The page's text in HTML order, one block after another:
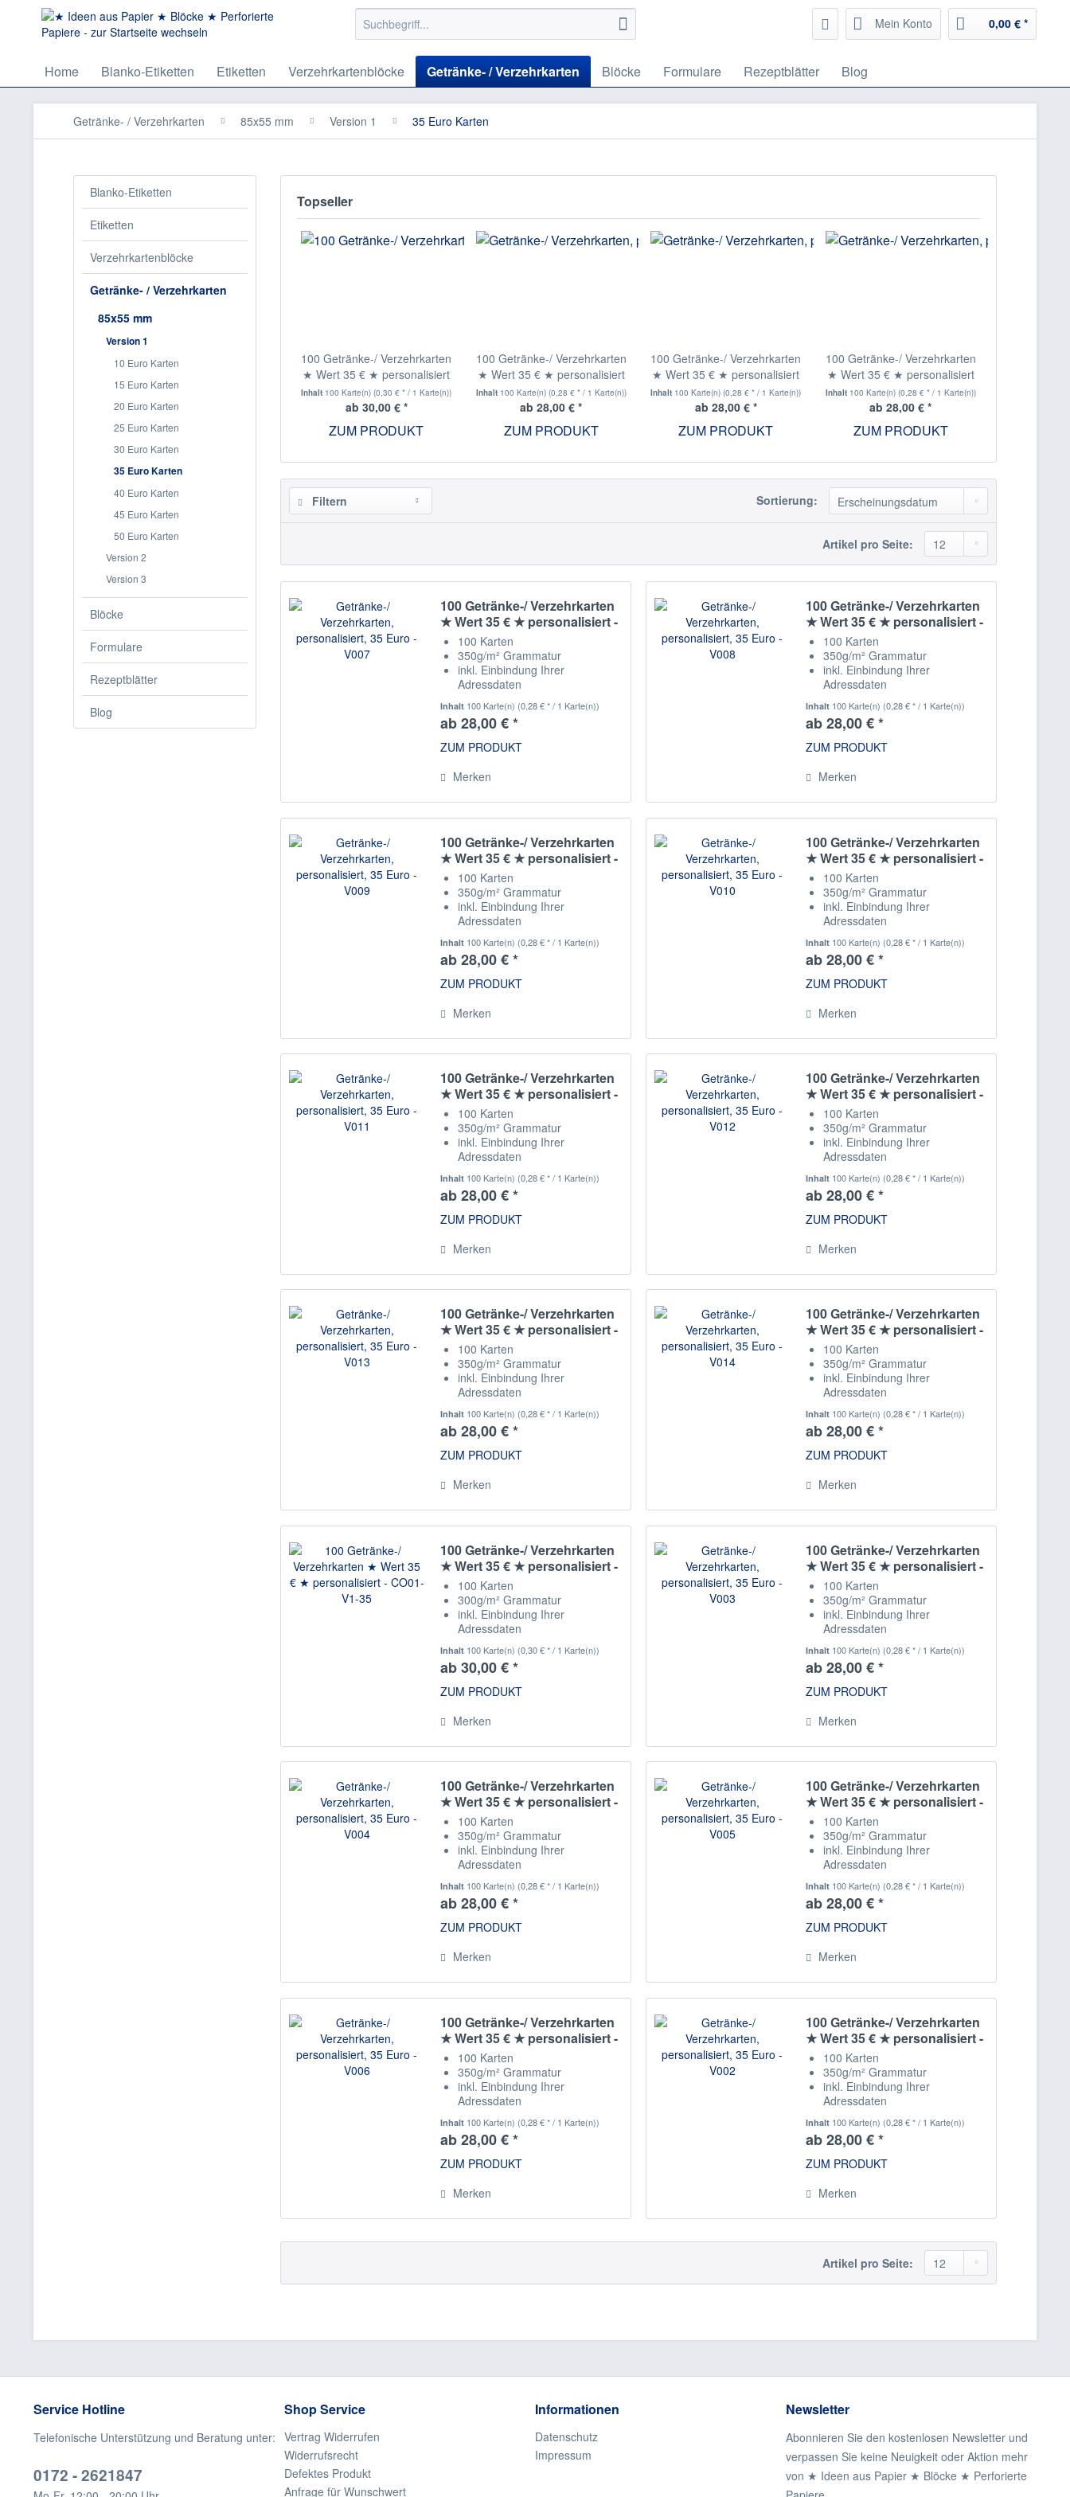
Mein Konto 0,00 € *
Home Blanko-Etiketten Etiketten Verzehrkartenblöcke Getränke- / Verzehrkarten Blöcke Formulare Rezeptblätter Blog
Getränke- / Verzehrkarten 85x55 mm Version 1 35 Euro Karten
Blanko-Etiketten
Etiketten
Verzehrkartenblöcke
Getränke- / Verzehrkarten
85x55 mm
Version 1
10 Euro Karten
15 Euro Karten
20 Euro Karten
25 Euro Karten
30 Euro Karten
35 Euro Karten
40 Euro Karten
45 Euro Karten
50 Euro Karten
Version 2
Version 3
Blöcke
Formulare
Rezeptblätter
Blog
Topseller
100 Getränke-/ Verzehrkarten
★ Wert 35 € ★ personalisiert
- CO01-V1-35
Inhalt 100 Karte(n)(0,30 € * / 1 Karte(n))
ab 30,00 € *
ZUM PRODUKT
100 Getränke-/ Verzehrkarten
★ Wert 35 € ★ personalisiert
- V002
Inhalt 100 Karte(n) (0,28 € * / 1 Karte(n))
ab 28,00 € *
ZUM PRODUKT
100 Getränke-/ Verzehrkarten
★ Wert 35 € ★ personalisiert
- V003
Inhalt 100 Karte(n)(0,28 € * / 1 Karte(n))
ab 28,00 € *
ZUM PRODUKT
100 Getränke-/ Verzehrkarten
★ Wert 35 € ★ personalisiert
- V004
Inhalt 100 Karte(n) (0,28 € * / 1 Karte(n))
ab 28,00 € *
ZUM PRODUKT
Filtern Sortierung:
Artikel pro Seite:
100 Getränke-/ Verzehrkarten
★ Wert 35 € ★ personalisiert -
V007100 Karten
350g/m² Grammatur
inkl. Einbindung Ihrer
Adressdaten
Inhalt 100 Karte(n) (0,28 € * / 1 Karte(n))
ab 28,00 € *
ZUM PRODUKT
Merken
100 Getränke-/ Verzehrkarten
★ Wert 35 € ★ personalisiert -
V008100 Karten
350g/m² Grammatur
inkl. Einbindung Ihrer
Adressdaten
Inhalt 100 Karte(n) (0,28 € * / 1 Karte(n))
ab 28,00 € *
ZUM PRODUKT
Merken
100 Getränke-/ Verzehrkarten
★ Wert 35 € ★ personalisiert -
V009100 Karten
350g/m² Grammatur
inkl. Einbindung Ihrer
Adressdaten
Inhalt 100 Karte(n) (0,28 € * / 1 Karte(n))
ab 28,00 € *
ZUM PRODUKT
Merken
100 Getränke-/ Verzehrkarten
★ Wert 35 € ★ personalisiert -
V010100 Karten
350g/m² Grammatur
inkl. Einbindung Ihrer
Adressdaten
Inhalt 100 Karte(n) (0,28 € * / 1 Karte(n))
ab 28,00 € *
ZUM PRODUKT
Merken
100 Getränke-/ Verzehrkarten
★ Wert 35 € ★ personalisiert -
V011100 Karten
350g/m² Grammatur
inkl. Einbindung Ihrer
Adressdaten
Inhalt 100 Karte(n) (0,28 € * / 1 Karte(n))
ab 28,00 € *
ZUM PRODUKT
Merken
100 Getränke-/ Verzehrkarten
★ Wert 35 € ★ personalisiert -
V012100 Karten
350g/m² Grammatur
inkl. Einbindung Ihrer
Adressdaten
Inhalt 100 Karte(n) (0,28 € * / 1 Karte(n))
ab 28,00 € *
ZUM PRODUKT
Merken
100 Getränke-/ Verzehrkarten
★ Wert 35 € ★ personalisiert -
V013100 Karten
350g/m² Grammatur
inkl. Einbindung Ihrer
Adressdaten
Inhalt 100 Karte(n) (0,28 € * / 1 Karte(n))
ab 28,00 € *
ZUM PRODUKT
Merken
100 Getränke-/ Verzehrkarten
★ Wert 35 € ★ personalisiert -
V014100 Karten
350g/m² Grammatur
inkl. Einbindung Ihrer
Adressdaten
Inhalt 100 Karte(n) (0,28 € * / 1 Karte(n))
ab 28,00 € *
ZUM PRODUKT
Merken
100 Getränke-/ Verzehrkarten
★ Wert 35 € ★ personalisiert -
CO01-V1-35
100 Karten
300g/m² Grammatur
inkl. Einbindung Ihrer
Adressdaten
Staffelpreise
Inhalt 100 Karte(n) (0,30 € * / 1 Karte(n))
ab 30,00 € *
ZUM PRODUKT
Merken
100 Getränke-/ Verzehrkarten
★ Wert 35 € ★ personalisiert -
V003100 Karten
350g/m² Grammatur
inkl. Einbindung Ihrer
Adressdaten
Inhalt 100 Karte(n) (0,28 € * / 1 Karte(n))
ab 28,00 € *
ZUM PRODUKT
Merken
100 Getränke-/ Verzehrkarten
★ Wert 35 € ★ personalisiert -
V004100 Karten
350g/m² Grammatur
inkl. Einbindung Ihrer
Adressdaten
Inhalt 100 Karte(n) (0,28 € * / 1 Karte(n))
ab 28,00 € *
ZUM PRODUKT
Merken
100 Getränke-/ Verzehrkarten
★ Wert 35 € ★ personalisiert -
V005100 Karten
350g/m² Grammatur
inkl. Einbindung Ihrer
Adressdaten
Inhalt 100 Karte(n) (0,28 € * / 1 Karte(n))
ab 28,00 € *
ZUM PRODUKT
Merken
100 Getränke-/ Verzehrkarten
★ Wert 35 € ★ personalisiert -
V006100 Karten
350g/m² Grammatur
inkl. Einbindung Ihrer
Adressdaten
Inhalt 100 Karte(n) (0,28 € * / 1 Karte(n))
ab 28,00 € *
ZUM PRODUKT
Merken
100 Getränke-/ Verzehrkarten
★ Wert 35 € ★ personalisiert -
V002100 Karten
350g/m² Grammatur
inkl. Einbindung Ihrer
Adressdaten
Inhalt 100 Karte(n) (0,28 € * / 1 Karte(n))
ab 28,00 € *
ZUM PRODUKT
Merken
Artikel pro Seite:
Service Hotline
Telefonische Unterstützung und Beratung unter:
0172 - 2621847
Shop Service
Vertrag Widerrufen
Widerrufsrecht
Defektes Produkt
Anfrage für Wunschwert
Informationen
Datenschutz
Impressum
Newsletter
Abonnieren Sie den kostenlosen Newsletter und
verpassen Sie keine Neuigkeit oder Aktion mehr
von ★ Ideen aus Papier ★ Blöcke ★ Perforierte